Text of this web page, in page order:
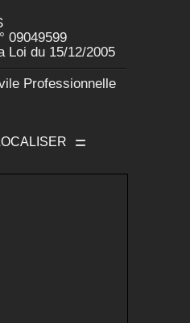
09049599
Loi du 15/12/2005
Professionnelle